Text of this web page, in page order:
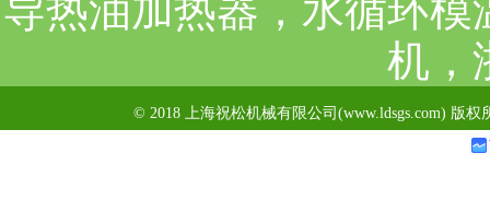
导热油加热器，水循环
机，
© 2018 上海祝松机械有限公司(www.ldsgs.com) 版权